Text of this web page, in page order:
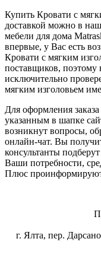
Купить Кровати с
доставкой можно в
мебели для дома
впервые, у Вас есть
Кровати с мягким
поставщиков, поэтому
исключительно
мягким изголовьем
Для оформления
указанным в шапке
возникнут вопросы,
онлайн-чат. Вы
консультанты
Ваши потребности,
Плюс проинформируют
г. Ялта, пер.